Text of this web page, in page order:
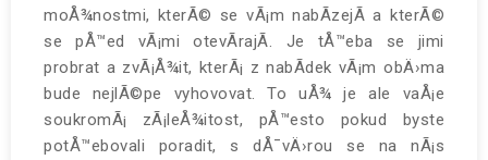
moÅ¾nostmi, kterÃ© se vÃ¡m nabÃ­zejÃ­ a kterÃ©
se pÅ™ed vÃ¡mi otevÃ­rajÃ­. Je tÅ™eba se jimi
probrat a zvÃ¡Å¾it, kterÃ¡ z nabÃ­dek vÃ¡m obÄ›ma
bude nejlÃ©pe vyhovovat. To uÅ¾ je ale vaÅ¡e
soukromÃ¡ zÃ¡leÅ¾itost, pÅ™esto pokud byste
potÅ™ebovali poradit, s dÅ¯vÄ›rou se na nÃ¡s